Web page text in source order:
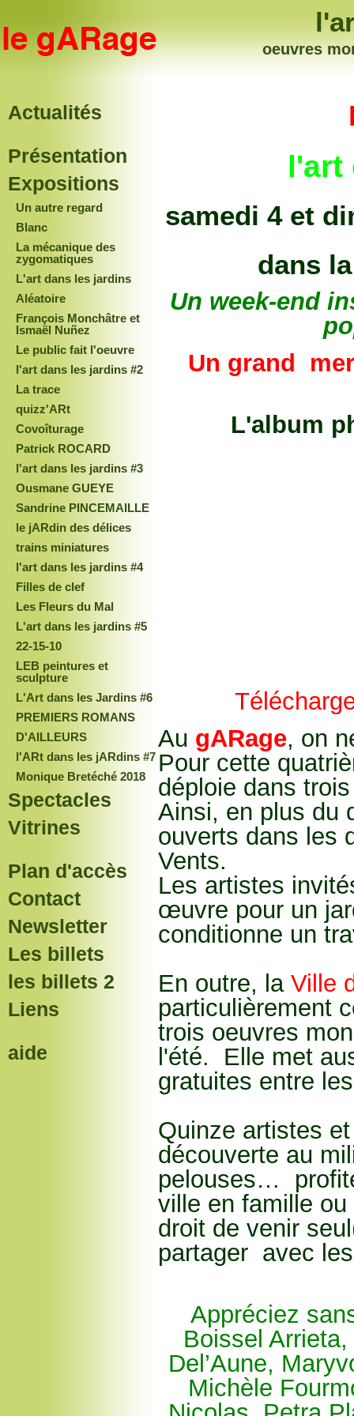
oeuvres
Actualités
Présentation
Expositions
Un autre regard
Blanc
La mécanique des
zygomatiques
L'art dans les jardins
Aléatoire
François Monchâtre et
Ismaël Nuñez
Le public fait l'oeuvre
l'art dans les jardins #2
La trace
quizz'ARt
Covoîturage
Patrick ROCARD
l'art dans les jardins #3
Ousmane GUEYE
Sandrine PINCEMAILLE
le jARdin des délices
trains miniatures
l'art dans les jardins #4
Filles de clef
Les Fleurs du Mal
L'art dans les jardins #5
22-15-10
LEB peintures et
sculpture
L'Art dans les Jardins #6
PREMIERS ROMANS
D'AILLEURS
l'ARt dans les jARdins #7
Monique Bretéché 2018
Spectacles
Vitrines
Plan d'accès
Contact
Newsletter
Les billets
les billets 2
Liens
aide
l'art
samedi 4 et
dans
Un week-end
Un grand
L'album
Au gARage, on
Pour cette
déploie dans
Ainsi, en plus du
ouverts dans les
Vents.
Les artistes
œuvre pour un
conditionne un
En outre, laVille
particulièrement
trois oeuvres
l'été. Elle met
gratuites entre
Quinze artistes
découverte au
pelouses…
ville en famille
droit de venir
partager avec
Appréciez
Boissel
Del’Aune,
Michèle